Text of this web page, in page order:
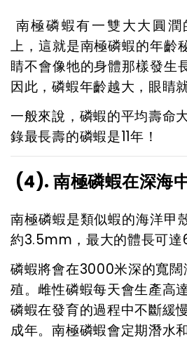
南極磷蝦有一雙大大圓
上，這就是南極磷蝦的年齡
睛不會像牠的身體那樣發生
因此，磷蝦年齡越大，眼睛
一般來說，磷蝦的平均壽命
錄最長壽的磷蝦是11年！
(4). 南極磷蝦在深海
南極磷蝦是類似蝦的海洋甲
約3.5mm，最大的體長可達
磷蝦將會在3000米深的寬闊
殖。雌性磷蝦每天會生產高
磷蝦在發育的過程中不斷緩
成年。南極磷蝦會定期潛水